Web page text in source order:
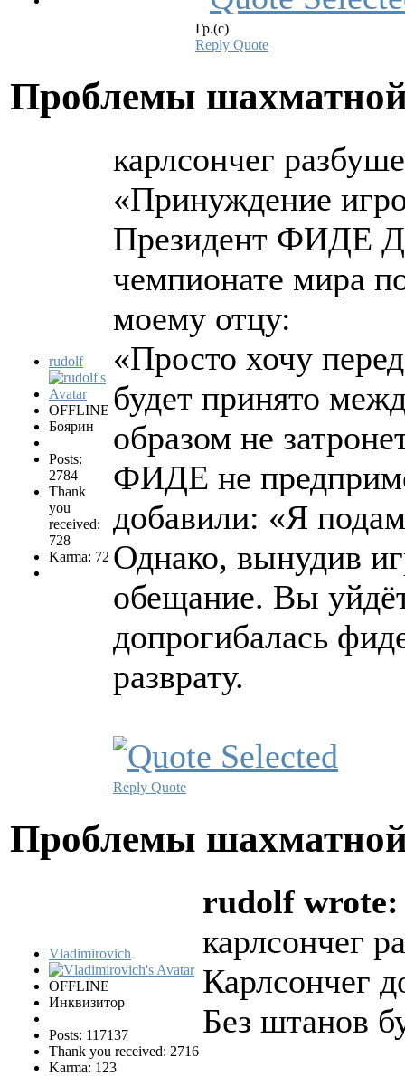
Гр.(с)
Reply Quote
Проблемы
rudolf
OFFLINE
Боярин
Posts:
2784
Thank
you
received:
728
Karma: 72
карлсончег
«Принуждение
Президент ФИДЕ
чемпионате мира
моему отцу:
«Просто хочу
будет принято
образом не
ФИДЕ не
добавили: «Я
Однако, вынудив
обещание. Вы
допрогибалась
разврату.
Reply Quote
Проблемы
Vladimirovich
OFFLINE
Инквизитор
Posts: 117137
Thank you received: 2716
Karma: 123
rudolf wrote:
карлсончег
Карлсончег
Без штанов